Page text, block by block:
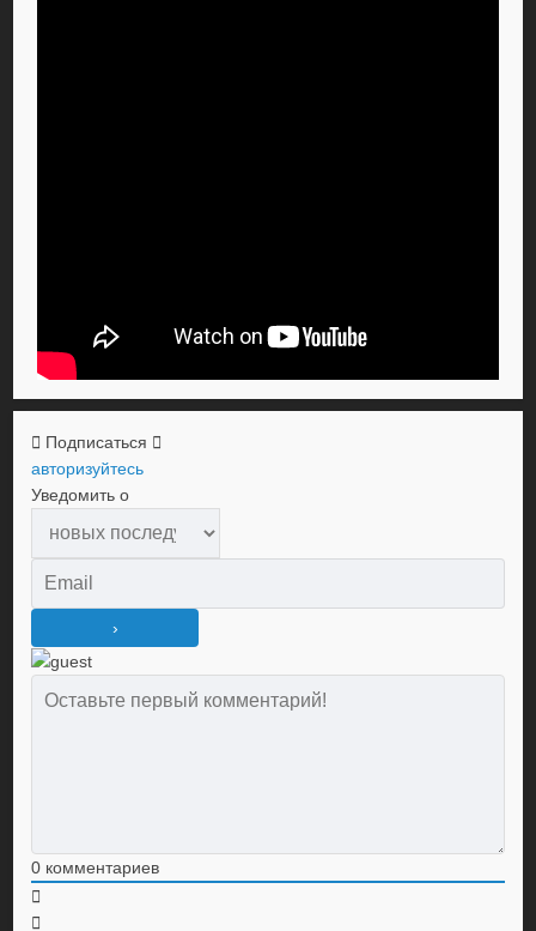
Подписаться
авторизуйтесь
Уведомить о
0 комментариев